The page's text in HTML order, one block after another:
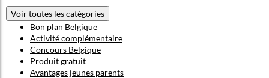
Voir toutes les catégories
Bon plan Belgique
Activité complémentaire
Concours Belgique
Produit gratuit
Avantages jeunes parents